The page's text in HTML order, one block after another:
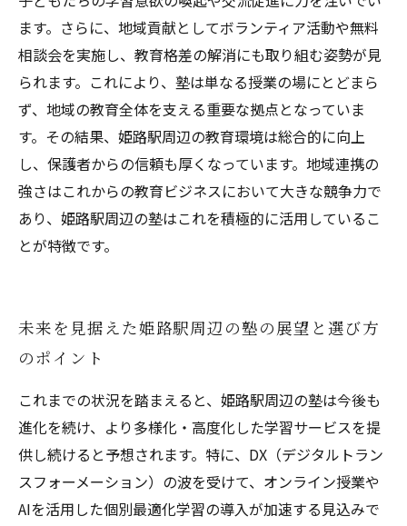
ます。さらに、地域貢献としてボランティア活動や無料
相談会を実施し、教育格差の解消にも取り組む姿勢が見
られます。これにより、塾は単なる授業の場にとどまら
ず、地域の教育全体を支える重要な拠点となっていま
す。その結果、姫路駅周辺の教育環境は総合的に向上
し、保護者からの信頼も厚くなっています。地域連携の
強さはこれからの教育ビジネスにおいて大きな競争力で
あり、姫路駅周辺の塾はこれを積極的に活用しているこ
とが特徴です。
未来を見据えた姫路駅周辺の塾の展望と選び方
のポイント
これまでの状況を踏まえると、姫路駅周辺の塾は今後も
進化を続け、より多様化・高度化した学習サービスを提
供し続けると予想されます。特に、DX（デジタルトラン
スフォーメーション）の波を受けて、オンライン授業や
AIを活用した個別最適化学習の導入が加速する見込みで